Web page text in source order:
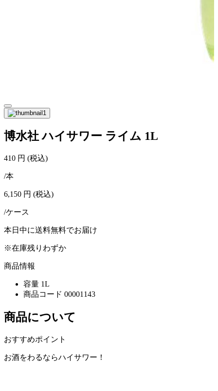
博水社 ハイサワー ライム 1L
410 円 (税込)
/本
6,150 円 (税込)
/ケース
本日中に送料無料でお届け
※在庫残りわずか
商品情報
容量 1L
商品コード 00001143
商品について
おすすめポイント
お酒をわるならハイサワー！